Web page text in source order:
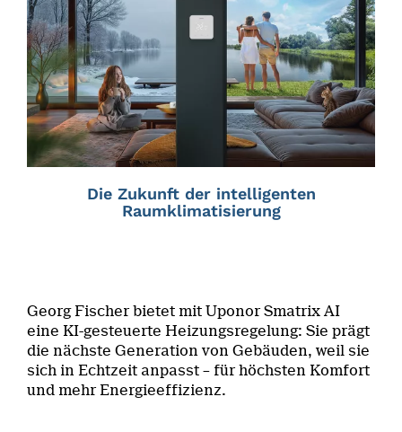
Die Zukunft der intelligenten
Raumklimatisierung
Georg Fischer bietet mit Uponor Smatrix AI
eine KI-gesteuerte Heizungsregelung: Sie prägt
die nächste Generation von Gebäuden, weil sie
sich in Echtzeit anpasst – für höchsten Komfort
und mehr Energieeffizienz.